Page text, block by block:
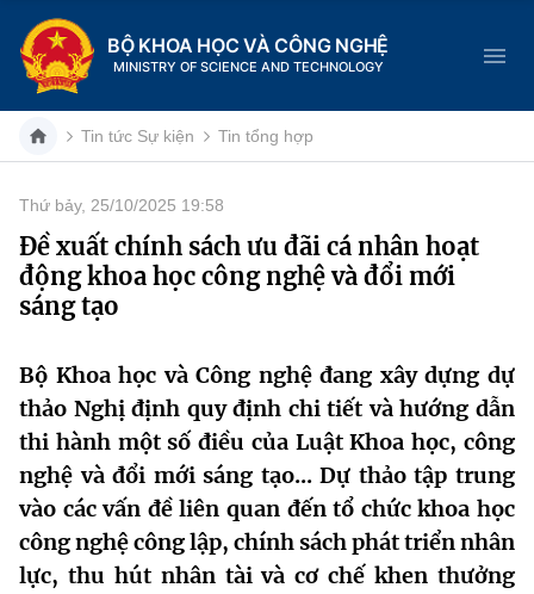
BỘ KHOA HỌC VÀ CÔNG NGHỆ
MINISTRY OF SCIENCE AND TECHNOLOGY
Danh mục
Trang chủ
Chức năng nhiệm vụ
Cơ cấu tổ chức
Lịch sử phát triển
Sở Khoa học và Công nghệ
Tin tức sự kiện
Khoa học và Công nghệ
Đổi mới sáng tạo
Chuyển đổi số
Dịch vụ công
Hệ thống văn bản
Văn bản QPPL
MST IOFFICE
Tin tức Sự kiện Tin tổng hợp
Thứ bảy, 25/10/2025 19:58
Đề xuất chính sách ưu đãi cá nhân hoạt
động khoa học công nghệ và đổi mới
sáng tạo
Bộ Khoa học và Công nghệ đang xây dựng dự
thảo Nghị định quy định chi tiết và hướng dẫn
thi hành một số điều của Luật Khoa học, công
nghệ và đổi mới sáng tạo... Dự thảo tập trung
vào các vấn đề liên quan đến tổ chức khoa học
công nghệ công lập, chính sách phát triển nhân
lực, thu hút nhân tài và cơ chế khen thưởng